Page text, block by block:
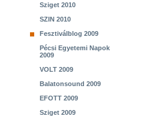
Sziget 2010
SZIN 2010
Fesztiválblog 2009
Pécsi Egyetemi Napok
2009
VOLT 2009
Balatonsound 2009
EFOTT 2009
Sziget 2009